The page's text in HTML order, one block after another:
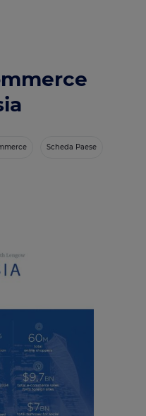
Scheda Paese